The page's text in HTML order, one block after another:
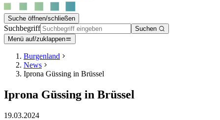
Suche öffnen/schließen
Suchbegriff
Suchen
Menü auf/zuklappen
Burgenland
News
Iprona Güssing in Brüssel
Iprona Güssing in Brüssel
19.03.2024